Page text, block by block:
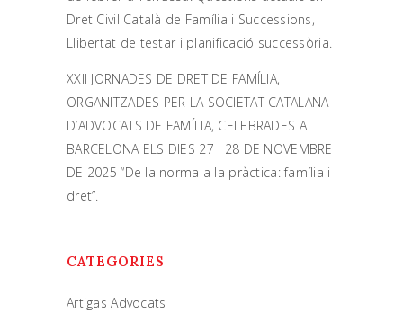
Dret Civil Català de Família i Successions,
Llibertat de testar i planificació successòria.
XXII JORNADES DE DRET DE FAMÍLIA,
ORGANITZADES PER LA SOCIETAT CATALANA
D’ADVOCATS DE FAMÍLIA, CELEBRADES A
BARCELONA ELS DIES 27 I 28 DE NOVEMBRE
DE 2025 “De la norma a la pràctica: família i
dret”.
CATEGORIES
Artigas Advocats